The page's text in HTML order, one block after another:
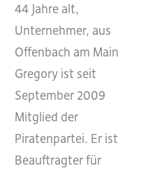
44 Jahre alt,
Unternehmer, aus
Offenbach am Main
Gregory ist seit
September 2009
Mitglied der
Piratenpartei. Er ist
Beauftragter für